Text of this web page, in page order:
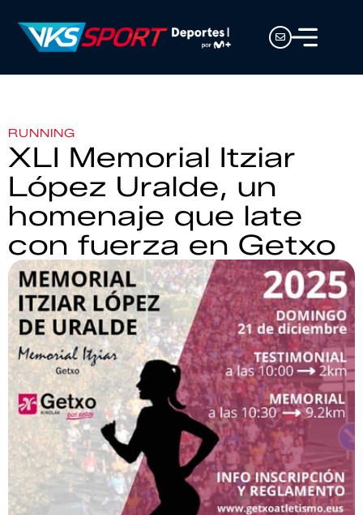
RUNNING
XLI Memorial Itziar
López Uralde, un
homenaje que late
con fuerza en Getxo